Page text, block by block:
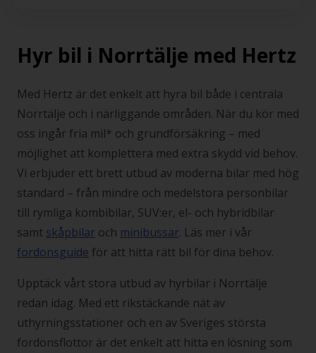
Hyr bil i Norrtälje med Hertz
Med Hertz är det enkelt att hyra bil både i centrala
Norrtälje och i närliggande områden. När du kör med
oss ingår fria mil* och grundförsäkring – med
möjlighet att komplettera med extra skydd vid behov.
Vi erbjuder ett brett utbud av moderna bilar med hög
standard – från mindre och medelstora personbilar
till rymliga kombibilar, SUV:er, el- och hybridbilar
samt skåpbilar och minibussar. Läs mer i vår
fordonsguide för att hitta rätt bil för dina behov.
Upptäck vårt stora utbud av hyrbilar i Norrtälje
redan idag. Med ett rikstäckande nät av
uthyrningsstationer och en av Sveriges största
fordonsflottor är det enkelt att hitta en lösning som